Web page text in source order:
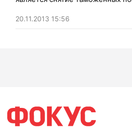
20.11.2013 15:56